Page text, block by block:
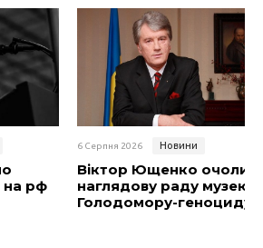
на рф
6 Серпня 2026 Новини
Віктор Ющенко очолив
наглядову раду музею
Голодомору-геноциду